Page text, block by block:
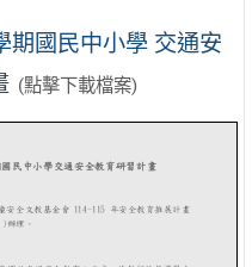
期國民中小學 交通安
(點擊下載檔案)